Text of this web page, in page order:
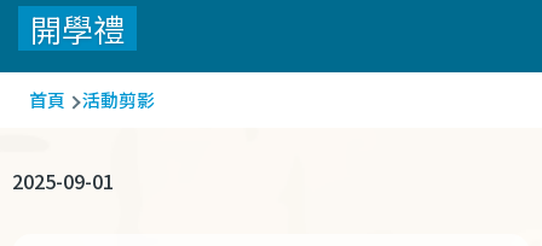
開學禮
導
連
首頁 活動剪影
2025-09-01